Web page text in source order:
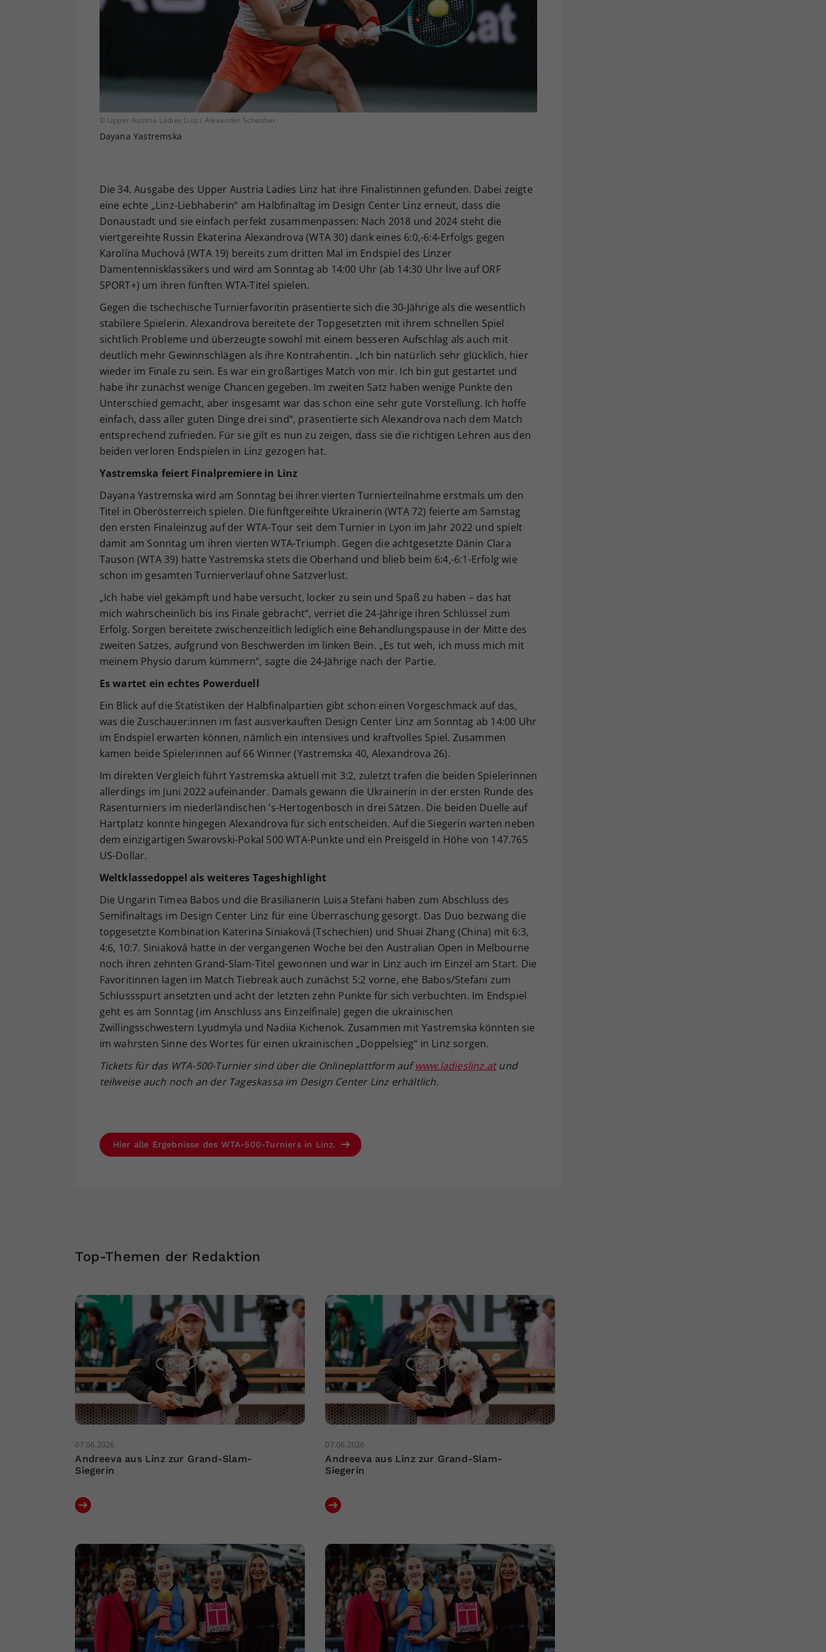
© Upper Austria Ladies Linz / Alexander Scheuber
Dayana Yastremska
Die 34. Ausgabe des Upper Austria Ladies Linz hat ihre Finalistinnen gefunden. Dabei zeigte
eine echte „Linz-Liebhaberin“ am Halbfinaltag im Design Center Linz erneut, dass die
Donaustadt und sie einfach perfekt zusammenpassen: Nach 2018 und 2024 steht die
viertgereihte Russin Ekaterina Alexandrova (WTA 30) dank eines 6:0,-6:4-Erfolgs gegen
Karolína Muchová (WTA 19) bereits zum dritten Mal im Endspiel des Linzer
Damentennisklassikers und wird am Sonntag ab 14:00 Uhr (ab 14:30 Uhr live auf ORF
SPORT+) um ihren fünften WTA-Titel spielen.
Gegen die tschechische Turnierfavoritin präsentierte sich die 30-Jährige als die wesentlich
stabilere Spielerin. Alexandrova bereitete der Topgesetzten mit ihrem schnellen Spiel
sichtlich Probleme und überzeugte sowohl mit einem besseren Aufschlag als auch mit
deutlich mehr Gewinnschlägen als ihre Kontrahentin. „Ich bin natürlich sehr glücklich, hier
wieder im Finale zu sein. Es war ein großartiges Match von mir. Ich bin gut gestartet und
habe ihr zunächst wenige Chancen gegeben. Im zweiten Satz haben wenige Punkte den
Unterschied gemacht, aber insgesamt war das schon eine sehr gute Vorstellung. Ich hoffe
einfach, dass aller guten Dinge drei sind“, präsentierte sich Alexandrova nach dem Match
entsprechend zufrieden. Für sie gilt es nun zu zeigen, dass sie die richtigen Lehren aus den
beiden verloren Endspielen in Linz gezogen hat.
Yastremska feiert Finalpremiere in Linz
Dayana Yastremska wird am Sonntag bei ihrer vierten Turnierteilnahme erstmals um den
Titel in Oberösterreich spielen. Die fünftgereihte Ukrainerin (WTA 72) feierte am Samstag
den ersten Finaleinzug auf der WTA-Tour seit dem Turnier in Lyon im Jahr 2022 und spielt
damit am Sonntag um ihren vierten WTA-Triumph. Gegen die achtgesetzte Dänin Clara
Tauson (WTA 39) hatte Yastremska stets die Oberhand und blieb beim 6:4,-6:1-Erfolg wie
schon im gesamten Turnierverlauf ohne Satzverlust.
„Ich habe viel gekämpft und habe versucht, locker zu sein und Spaß zu haben – das hat
mich wahrscheinlich bis ins Finale gebracht“, verriet die 24-Jährige ihren Schlüssel zum
Erfolg. Sorgen bereitete zwischenzeitlich lediglich eine Behandlungspause in der Mitte des
zweiten Satzes, aufgrund von Beschwerden im linken Bein. „Es tut weh, ich muss mich mit
meinem Physio darum kümmern“, sagte die 24-Jährige nach der Partie.
Es wartet ein echtes Powerduell
Ein Blick auf die Statistiken der Halbfinalpartien gibt schon einen Vorgeschmack auf das,
was die Zuschauer:innen im fast ausverkauften Design Center Linz am Sonntag ab 14:00 Uhr
im Endspiel erwarten können, nämlich ein intensives und kraftvolles Spiel. Zusammen
kamen beide Spielerinnen auf 66 Winner (Yastremska 40, Alexandrova 26).
Im direkten Vergleich führt Yastremska aktuell mit 3:2, zuletzt trafen die beiden Spielerinnen
allerdings im Juni 2022 aufeinander. Damals gewann die Ukrainerin in der ersten Runde des
Rasenturniers im niederländischen ’s-Hertogenbosch in drei Sätzen. Die beiden Duelle auf
Hartplatz konnte hingegen Alexandrova für sich entscheiden. Auf die Siegerin warten neben
dem einzigartigen Swarovski-Pokal 500 WTA-Punkte und ein Preisgeld in Höhe von 147.765
US-Dollar.
Weltklassedoppel als weiteres Tageshighlight
Die Ungarin Timea Babos und die Brasilianerin Luisa Stefani haben zum Abschluss des
Semifinaltags im Design Center Linz für eine Überraschung gesorgt. Das Duo bezwang die
topgesetzte Kombination Katerina Siniaková (Tschechien) und Shuai Zhang (China) mit 6:3,
4:6, 10:7. Siniaková hatte in der vergangenen Woche bei den Australian Open in Melbourne
noch ihren zehnten Grand-Slam-Titel gewonnen und war in Linz auch im Einzel am Start. Die
Favoritinnen lagen im Match Tiebreak auch zunächst 5:2 vorne, ehe Babos/Stefani zum
Schlussspurt ansetzten und acht der letzten zehn Punkte für sich verbuchten. Im Endspiel
geht es am Sonntag (im Anschluss ans Einzelfinale) gegen die ukrainischen
Zwillingsschwestern Lyudmyla und Nadiia Kichenok. Zusammen mit Yastremska könnten sie
im wahrsten Sinne des Wortes für einen ukrainischen „Doppelsieg“ in Linz sorgen.
Tickets für das WTA-500-Turniersindüber die Onlineplattform auf www.ladieslinz.atund
teilweise auch noch an der Tageskassa im Design Center Linz erhältlich.
Hier alle Ergebnisse des WTA-500-Turniers in Linz.
Top-Themen der Redaktion
07.06.2026
Andreeva aus Linz zur Grand-Slam-
Siegerin
07.06.2026
Andreeva aus Linz zur Grand-Slam-
Siegerin
Ihrer vorgenommen Einstellungen, falls der
Webseiten-Betreiber dies eingestellt hat.